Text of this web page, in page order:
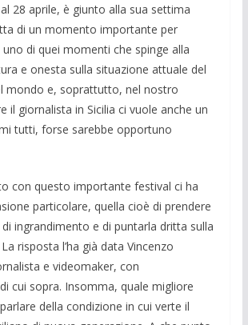
28 aprile, è giunto alla sua settima
di un momento importante per
uno di quei momenti che spinge alla
e onesta sulla situazione attuale del
mondo e, soprattutto, nel nostro
il giornalista in Sicilia ci vuole anche un
tutti, forse sarebbe opportuno
con questo importante festival ci ha
particolare, quella cioè di prendere
ingrandimento e di puntarla dritta sulla
risposta l’ha già data Vincenzo
e videomaker, con
cui sopra. Insomma, quale migliore
della condizione in cui verte il